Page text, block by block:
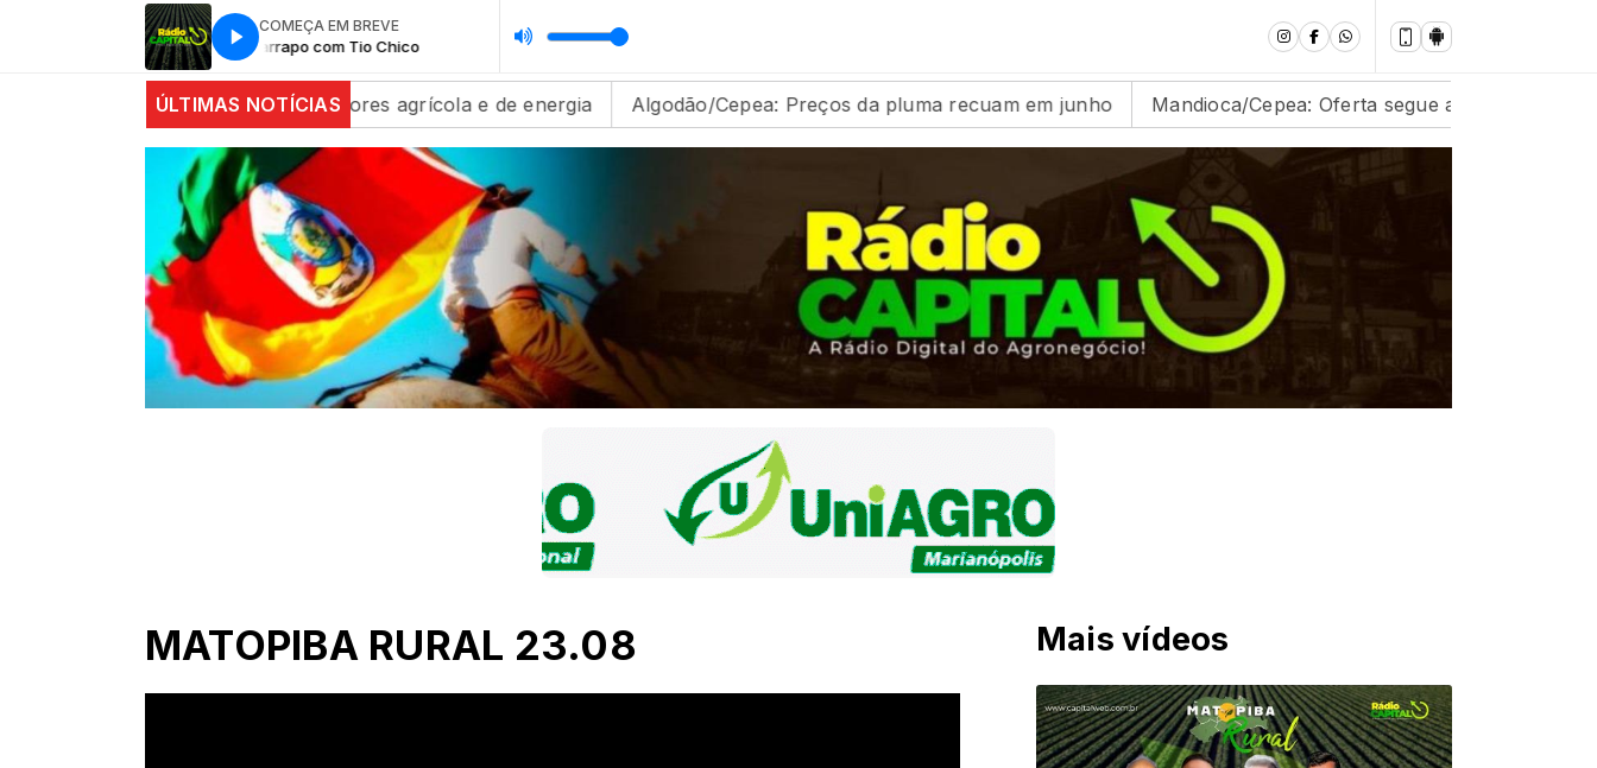
COMEÇA EM BREVE
Galpão Farrapo com Tio Chico Galpão Farrapo com Tio Chico
ÚLTIMAS NOTÍCIAS
com alta dos setores agrícola e de energia Algodão/Cepea: Preços da pluma recuam em junho Mandioca/Cepea: Oferta segue abaixo das expectativas
MATOPIBA RURAL 23.08 Mais vídeos